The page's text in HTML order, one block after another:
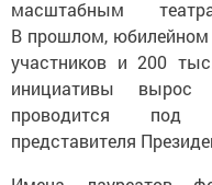
В прошлом, юбилейном
участников и 200
инициативы
проводится под
представителя